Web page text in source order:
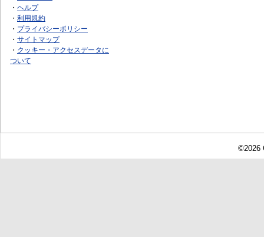
・ ヘルプ
・ 利用規約
・ プライバシーポリシー
・ サイトマップ
・ クッキー・アクセスデータに
ついて
©2026